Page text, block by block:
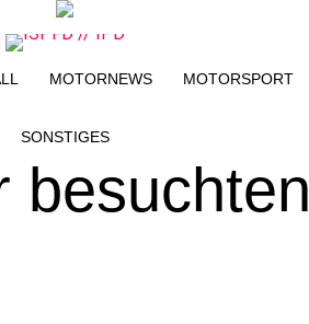
MOTORNEWS MOTORSPORT
SONSTIGES
besuchten